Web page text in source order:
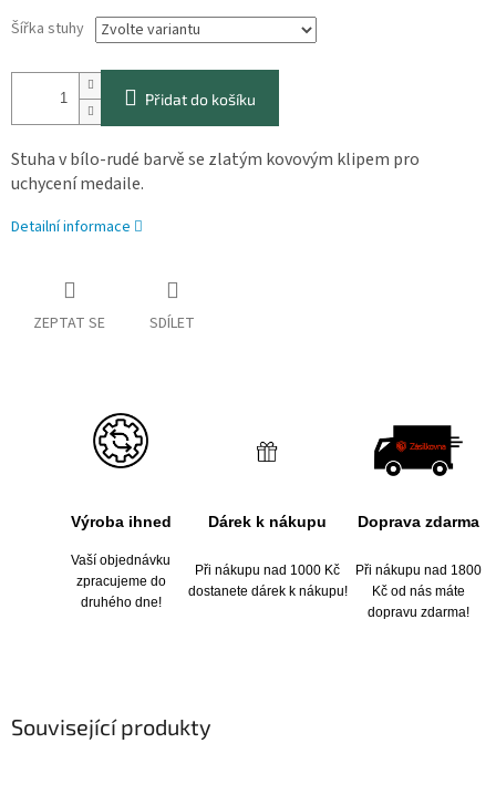
Šířka stuhy
Přidat do košíku
Stuha v bílo-rudé barvě se zlatým kovovým klipem pro
uchycení medaile.
Detailní informace
ZEPTAT SE SDÍLET
Výroba ihned Dárek k nákupu Doprava zdarma
Vaší objednávku
zpracujeme do
druhého dne!
Při nákupu nad 1000 Kč
dostanete dárek k nákupu!
Při nákupu nad 1800
Kč od nás máte
dopravu zdarma!
Související produkty